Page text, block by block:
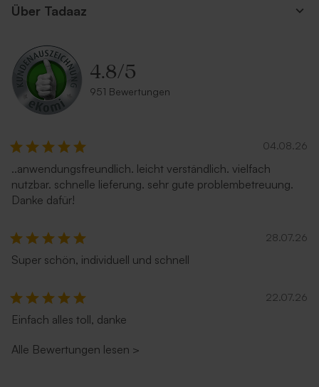
Umschlag aus Kraftpapier
Über Tadaaz
4.8/5
951 Bewertungen
04.08.26
..anwendungsfreundlich. leicht verständlich. vielfach
nutzbar. schnelle lieferung. sehr gute problembetreuung.
Danke dafür!
28.07.26
Super schön, individuell und schnell
22.07.26
Einfach alles toll, danke
Alle Bewertungen lesen >